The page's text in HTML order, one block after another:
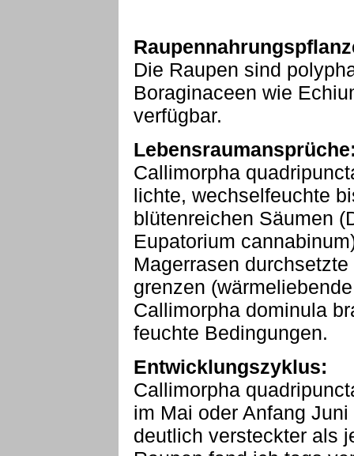
Die Raupen sind
Boraginaceen wie
verfügbar.
Callimorpha
lichte, wechselfeuchte
blütenreichen Säumen
Eupatorium
Magerrasen
grenzen
Callimorpha dominula
feuchte Bedingungen.
Entwicklungszyklus:
Callimorpha
im Mai oder Anfang
deutlich versteckter als